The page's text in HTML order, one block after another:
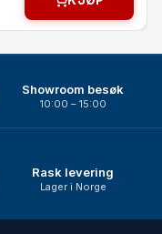
Showroom besøk
10:00 – 15:00
Rask levering
Lager i Norge